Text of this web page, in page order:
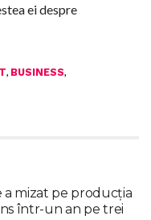
ei despre
, BUSINESS,
mizat pe producția
într-un an pe trei